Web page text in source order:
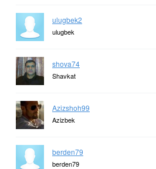
ulugbek2
ulugbek
shova74
Shavkat
Azizshoh99
Azizbek
berden79
berden79